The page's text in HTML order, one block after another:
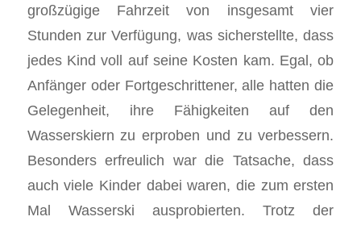
großzügige Fahrzeit von insgesamt vier
Stunden zur Verfügung, was sicherstellte, dass
jedes Kind voll auf seine Kosten kam. Egal, ob
Anfänger oder Fortgeschrittener, alle hatten die
Gelegenheit, ihre Fähigkeiten auf den
Wasserskiern zu erproben und zu verbessern.
Besonders erfreulich war die Tatsache, dass
auch viele Kinder dabei waren, die zum ersten
Mal Wasserski ausprobierten. Trotz der